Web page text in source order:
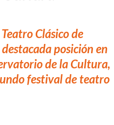
Clásico de
posición en
de la Cultura,
festival de teatro